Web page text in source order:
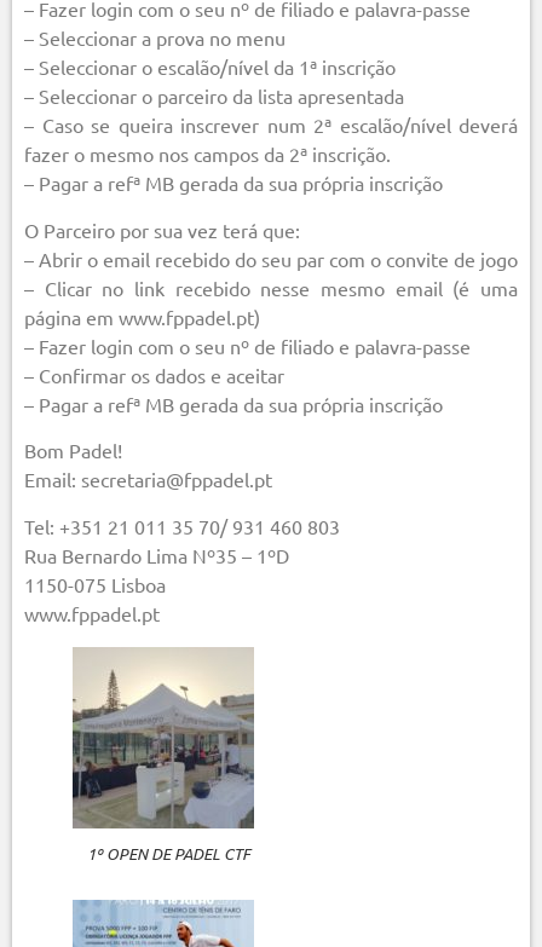
– Fazer login com o seu nº de filiado e palavra-passe
– Seleccionar a prova no menu
– Seleccionar o escalão/nível da 1ª inscrição
– Seleccionar o parceiro da lista apresentada
– Caso se queira inscrever num 2ª escalão/nível deverá
fazer o mesmo nos campos da 2ª inscrição.
– Pagar a refª MB gerada da sua própria inscrição
O Parceiro por sua vez terá que:
– Abrir o email recebido do seu par com o convite de jogo
– Clicar no link recebido nesse mesmo email (é uma
página em www.fppadel.pt)
– Fazer login com o seu nº de filiado e palavra-passe
– Confirmar os dados e aceitar
– Pagar a refª MB gerada da sua própria inscrição
Bom Padel!
Email: secretaria@fppadel.pt
Tel: +351 21 011 35 70/ 931 460 803
Rua Bernardo Lima Nº35 – 1ºD
1150-075 Lisboa
www.fppadel.pt
1º OPEN DE PADEL CTF